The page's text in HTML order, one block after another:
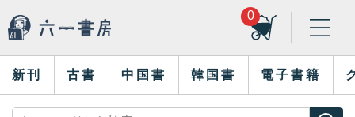
0
新刊 古書 中国書 韓国書 電子書籍